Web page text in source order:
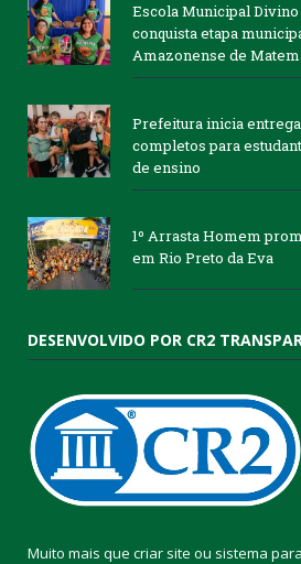
Escola Municipal
conquista etapa
Amazonense de
Prefeitura inicia
completos para
de ensino
1º Arrasta Homem
em Rio Preto da Eva
DESENVOLVIDO POR CR2
Muito mais que criar site ou sistema